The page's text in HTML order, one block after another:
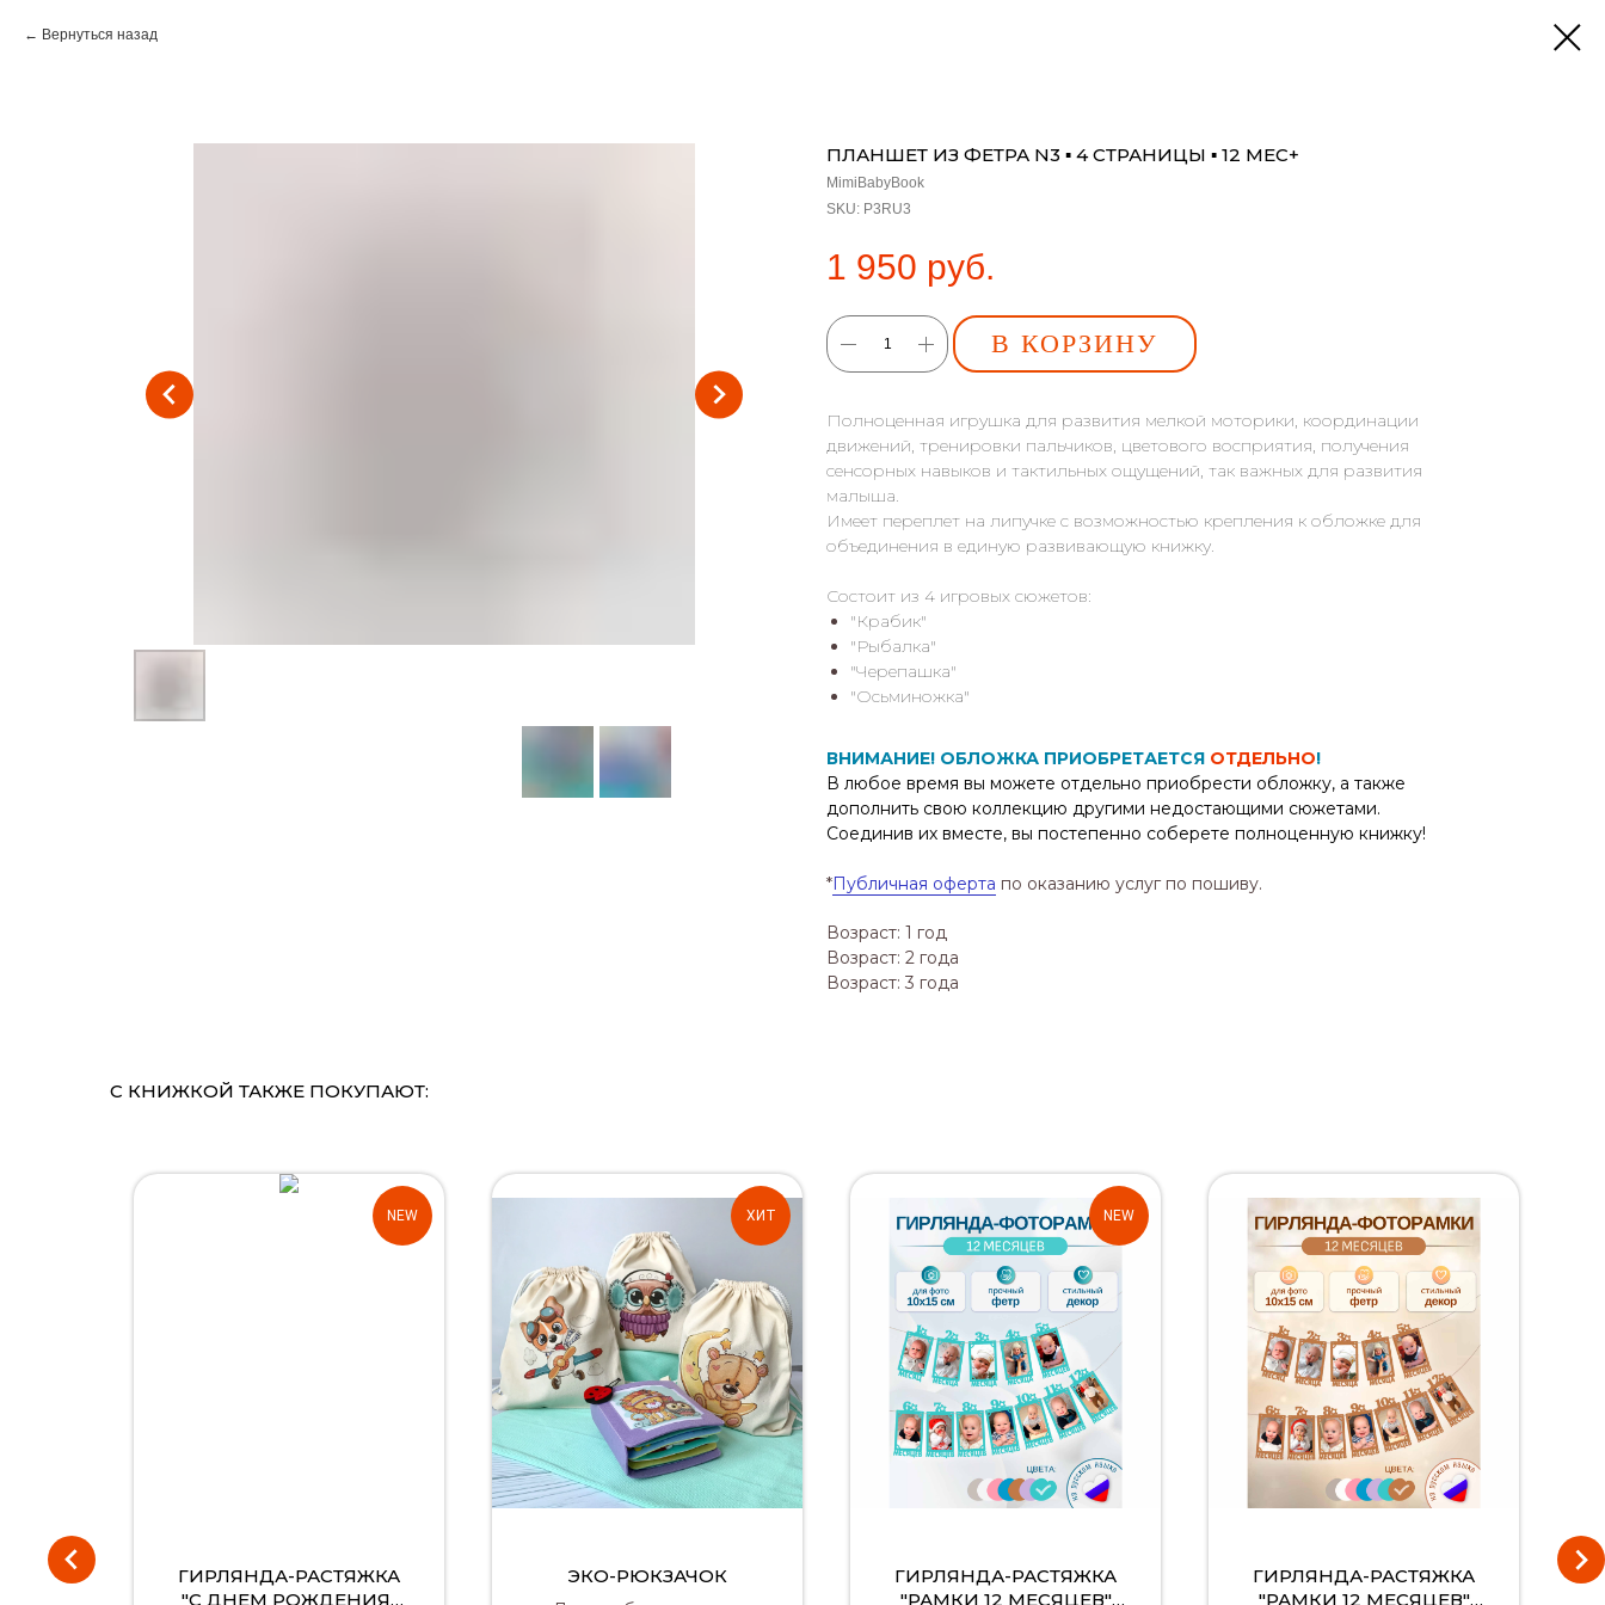
Вернуться назад
ПЛАНШЕТ ИЗ ФЕТРА N3 ▪ 4 СТРАНИЦЫ ▪ 12 МЕС+
MimiBabyBook
SKU: P3RU3
1 950 руб.
В КОРЗИНУ
Полноценная игрушка для развития мелкой моторики, координации
движений, тренировки пальчиков, цветового восприятия, получения
сенсорных навыков и тактильных ощущений, так важных для развития
малыша.
Имеет переплет на липучке с возможностью крепления к обложке для
объединения в единую развивающую книжку.
Состоит из 4 игровых сюжетов:
"Крабик"
"Рыбалка"
"Черепашка"
"Осьминожка"
ВНИМАНИЕ! ОБЛОЖКА ПРИОБРЕТАЕТСЯ ОТДЕЛЬНО!
В любое время вы можете отдельно приобрести обложку, а также
дополнить свою коллекцию другими недостающими сюжетами.
Соединив их вместе, вы постепенно соберете полноценную книжку!
*Публичная оферта по оказанию услуг по пошиву.
Возраст: 1 год
Возраст: 2 года
Возраст: 3 года
С КНИЖКОЙ ТАКЖЕ ПОКУПАЮТ:
NEW
ГИРЛЯНДА-РАСТЯЖКА
"С ДНЕМ РОЖДЕНИЯ"
ХИТ
ЭКО-РЮКЗАЧОК
NEW
ГИРЛЯНДА-РАСТЯЖКА
"РАМКИ 12 МЕСЯЦЕВ"
ГИРЛЯНДА-РАСТЯЖКА
"РАМКИ 12 МЕСЯЦЕВ"